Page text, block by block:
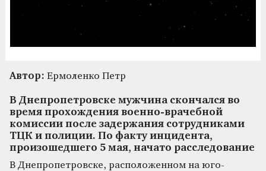
Автор: Ермоленко Петр
В Днепропетровске мужчина скончался во
время прохождения военно-врачебной
комиссии после задержания сотрудниками
ТЦК и полиции. По факту инцидента,
произошедшего 5 мая, начато расследование
В Днепропетровске, расположенном на юго-